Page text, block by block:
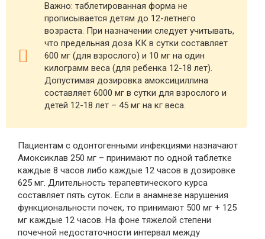
Важно: таблетированная форма не
прописывается детям до 12-летнего
возраста. При назначении следует учитывать,
что предельная доза КК в сутки составляет
600 мг (для взрослого) и 10 мг на один
килограмм веса (для ребенка 12-18 лет).
Допустимая дозировка амоксициллина
составляет 6000 мг в сутки для взрослого и
детей 12-18 лет – 45 мг на кг веса.
Пациентам с одонтогенными инфекциями назначают
Амоксиклав 250 мг – принимают по одной таблетке
каждые 8 часов либо каждые 12 часов в дозировке
625 мг. Длительность терапевтического курса
составляет пять суток. Если в анамнезе нарушения
функциональности почек, то принимают 500 мг + 125
мг каждые 12 часов. На фоне тяжелой степени
почечной недостаточности интервал между